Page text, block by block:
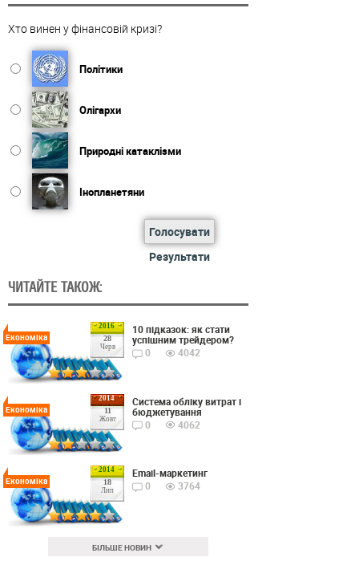
Хто винен у фінансовій кризі?
Політики
Олігархи
Природні катаклізми
Інопланетяни
Голосувати
Результати
ЧИТАЙТЕ ТАКОЖ:
2016
28
Черв
Економіка
10 підказок: як стати
успішним трейдером?
0
4042
2014
11
Жовт
Економіка
Cистема обліку витрат і
бюджетування
0
4062
2014
18
Лип
Економіка
Email-маркетинг
0
3764
БІЛЬШЕ НОВИН